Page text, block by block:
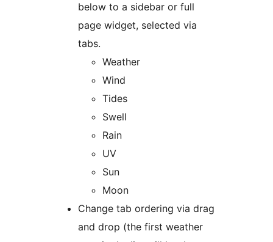
below to a sidebar or full
page widget, selected via
tabs.
Weather
Wind
Tides
Swell
Rain
UV
Sun
Moon
Change tab ordering via drag
and drop (the first weather